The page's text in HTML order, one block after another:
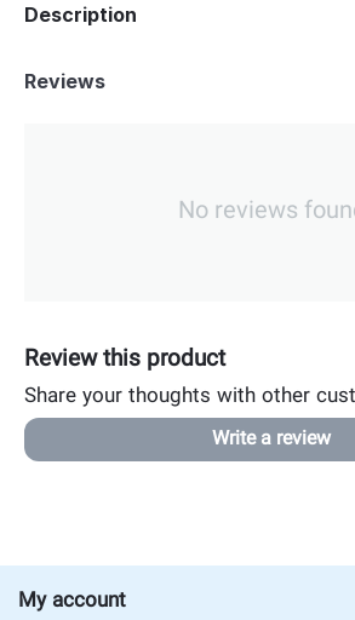
Description
Reviews
No reviews
Review this product
Share your thoughts with other
Write a review
My account